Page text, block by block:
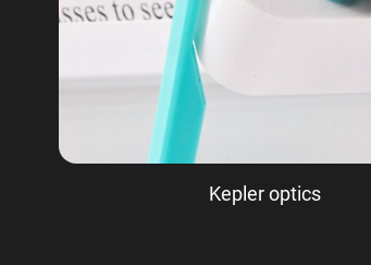
Kepler optics